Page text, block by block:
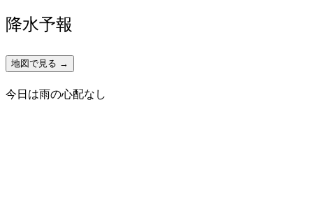
降水予報
地図で見る →
今日は雨の心配なし